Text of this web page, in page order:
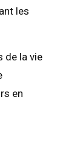
les
de la vie
en